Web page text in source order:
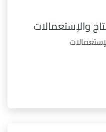
والإستعمالات